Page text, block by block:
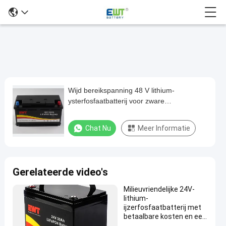
Wijd
bereikspanning
48
V
voor
zware
toepassingen
Wijd bereikspanning 48 V lithium-
ysterfosfaatbatterij voor zware
Chat Nu Meer Informatie
Gerelateerde video's
Milieuvriendelijke 24V-
lithium-
ijzerfosfaatbatterij met
betaalbare kosten en een